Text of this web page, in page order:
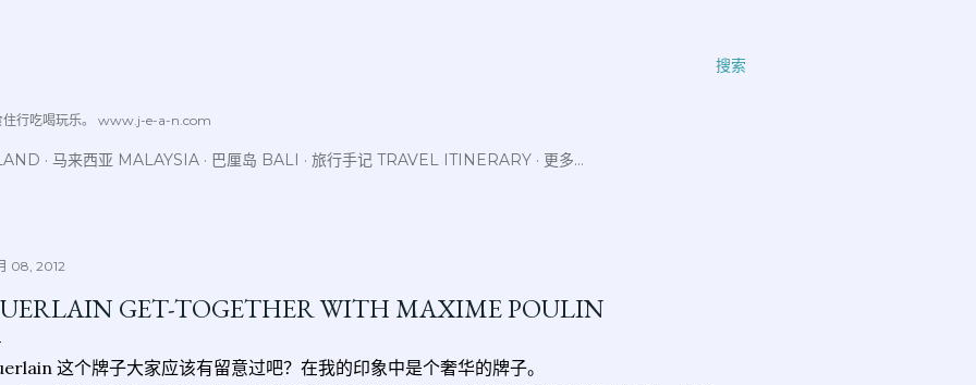
搜索
住行吃喝玩乐。 www.j-e-a-n.com
马来西亚 MALAYSIA 巴厘岛 BALI 旅行手记 TRAVEL ITINERARY 更多…
08, 2012
GET-TOGETHER WITH MAXIME POULIN
这个牌子大家应该有留意过吧？在我的印象中是个奢华的牌子。